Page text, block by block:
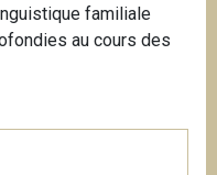
familiale
au cours des